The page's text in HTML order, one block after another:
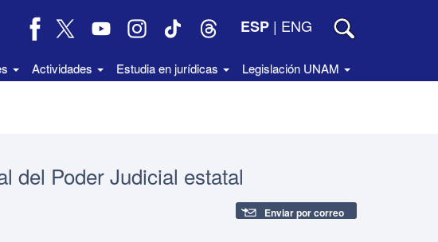
ESP | ENG
Actividades Estudia en jurídicas Legislación UNAM
del Poder Judicial estatal
Enviar por correo